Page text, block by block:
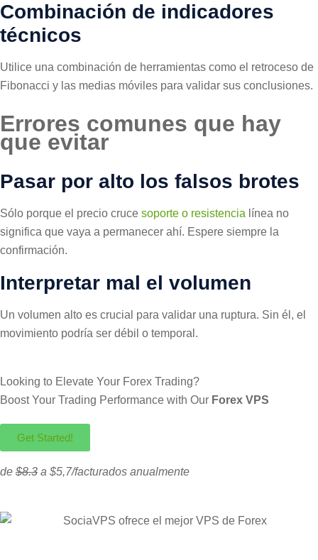
Combinación de indicadores
técnicos
Utilice una combinación de herramientas como el retroceso de
Fibonacci y las medias móviles para validar sus conclusiones.
Errores comunes que hay
que evitar
Pasar por alto los falsos brotes
Sólo porque el precio cruce soporte o resistencia línea no
significa que vaya a permanecer ahí. Espere siempre la
confirmación.
Interpretar mal el volumen
Un volumen alto es crucial para validar una ruptura. Sin él, el
movimiento podría ser débil o temporal.
Looking to Elevate Your Forex Trading?
Boost Your Trading Performance with Our Forex VPS
Get Started!
de $8.3 a $5,7/facturados anualmente